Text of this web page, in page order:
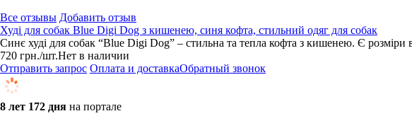
Все отзывы Добавить отзыв
Худі для собак Blue Digi Dog з кишенею, синя кофта, стильний одяг для собак
Синє худі для собак “Blue Digi Dog” – стильна та тепла кофта з кишенею. Є розміри
720 грн./шт.Нет в наличии
Отправить запрос Оплата и доставкаОбратный звонок
8 лет 172 дня на портале